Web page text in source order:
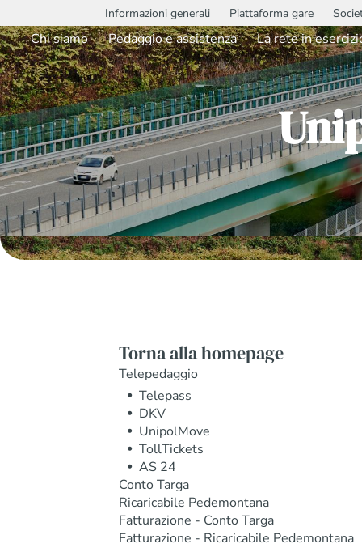
Informazioni generali Piattaforma gare
Chi siamo Pedaggio e assistenza La rete in
Torna alla homepage
Telepedaggio
Telepass
DKV
UnipolMove
TollTickets
AS 24
Conto Targa
Ricaricabile Pedemontana
Fatturazione - Conto Targa
Fatturazione - Ricaricabile Pedemontana